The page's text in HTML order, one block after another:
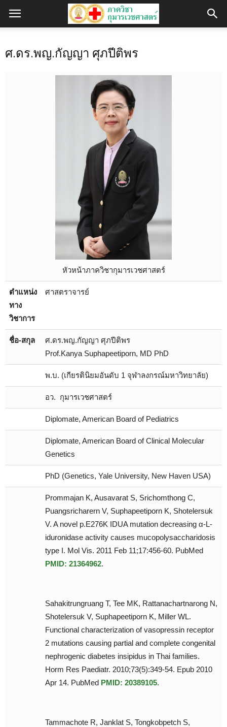
ศ.ดร.พญ.กัญญา ศุภปีติพร
หัวหน้าภาควิชากุมารเวชศาสตร์
ตำแหน่ง
ทาง
วิชาการ
ศาสตราจารย์
ชื่อ-สกุล
ศ.ดร.พญ.กัญญา ศุภปีติพร
Prof.Kanya Suphapeetiporn, MD PhD
พ.บ. (เกียรตินิยมอันดับ 1 จุฬาลงกรณ์มหาวิทยาลัย)
อว. กุมารเวชศาสตร์
Diplomate, American Board of Pediatrics
Diplomate, American Board of Clinical Molecular
Genetics
PhD (Genetics, Yale University, New Haven USA)
Prommajan K, Ausavarat S, Srichomthong C,
Puangsricharern V, Suphapeetiporn K, Shotelersuk
V. A novel p.E276K IDUA mutation decreasing α-L-
iduronidase activity causes mucopolysaccharidosis
type I. Mol Vis. 2011 Feb 11;17:456-60. PubMed
PMID: 21364962.
Sahakitrungruang T, Tee MK, Rattanachartnarong N,
Shotelersuk V, Suphapeetiporn K, Miller WL.
Functional characterization of vasopressin receptor
2 mutations causing partial and complete congenital
nephrogenic diabetes insipidus in Thai families.
Horm Res Paediatr. 2010;73(5):349-54. Epub 2010
Apr 14. PubMed PMID: 20389105.
Tammachote R, Janklat S, Tongkobpetch S,